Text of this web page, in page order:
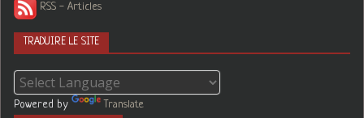
RSS - Articles
TRADUIRE LE SITE
Powered by Translate